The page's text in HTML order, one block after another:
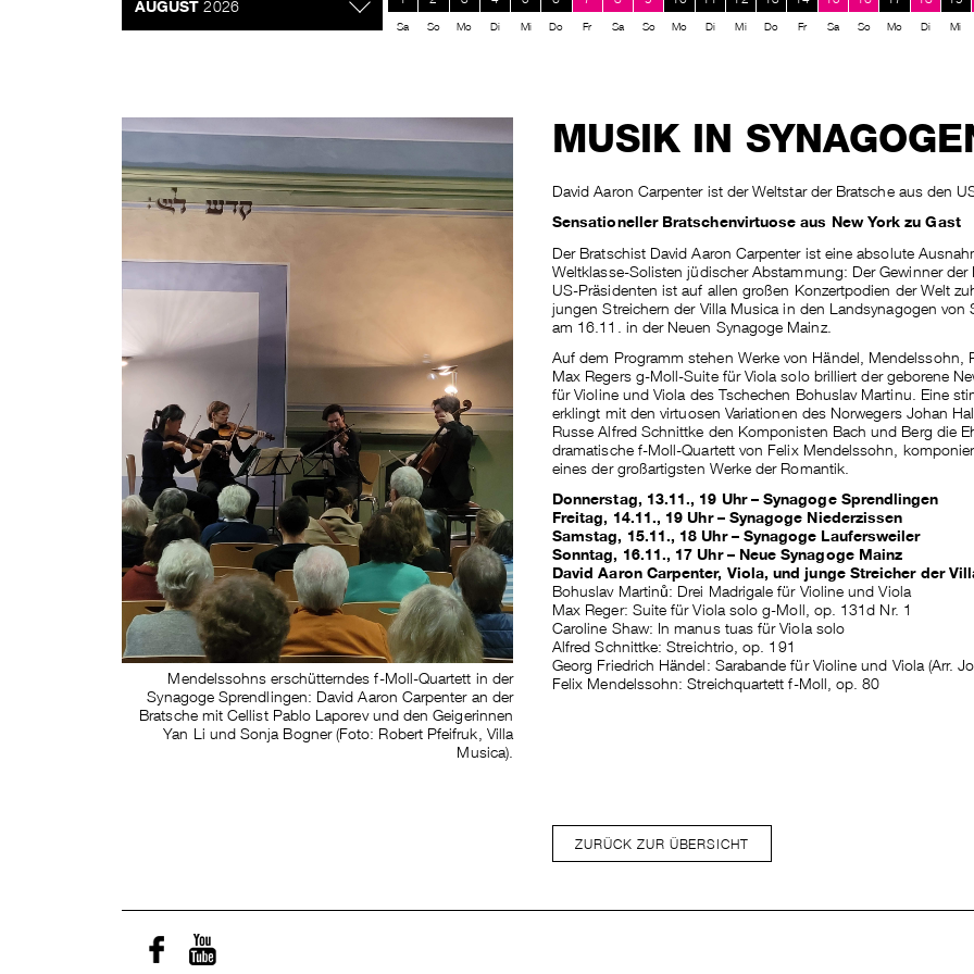
Sa So Mo Di Mi Do Fr Sa So Mo Di Mi Do Fr Sa So Mo Di Mi
Mendelssohns erschütterndes f-Moll-Quartett in der
Synagoge Sprendlingen: David Aaron Carpenter an der
Bratsche mit Cellist Pablo Laporev und den Geigerinnen
Yan Li und Sonja Bogner (Foto: Robert Pfeifruk, Villa
Musica).
MUSIK IN
David Aaron Carpenter ist der Weltstar der Bratsche aus den
Sensationeller Bratschenvirtuose aus New York zu Gast
Der Bratschist David Aaron Carpenter ist eine absolute
Weltklasse-Solisten jüdischer Abstammung: Der Gewinner
US-Präsidenten ist auf allen großen Konzertpodien der Welt
jungen Streichern der Villa Musica in den Landsynagogen
am 16.11. in der Neuen Synagoge Mainz.
Auf dem Programm stehen Werke von Händel,
Max Regers g-Moll-Suite für Viola solo brilliert der geborene
für Violine und Viola des Tschechen Bohuslav Martinu. Eine
erklingt mit den virtuosen Variationen des Norwegers Johan
Russe Alfred Schnittke den Komponisten Bach und Berg die
dramatische f-Moll-Quartett von Felix Mendelssohn,
eines der großartigsten Werke der Romantik.
Donnerstag, 13.11., 19 Uhr – Synagoge Sprendlingen
Freitag, 14.11., 19 Uhr – Synagoge Niederzissen
Samstag, 15.11., 18 Uhr – Synagoge Laufersweiler
Sonntag, 16.11., 17 Uhr – Neue Synagoge Mainz
David Aaron Carpenter, Viola, und junge Streicher der
Bohuslav Martinů: Drei Madrigale für Violine und Viola
Max Reger: Suite für Viola solo g-Moll, op. 131d Nr. 1
Caroline Shaw: In manus tuas für Viola solo
Alfred Schnittke: Streichtrio, op. 191
Georg Friedrich Händel: Sarabande für Violine und Viola (Arr.
Felix Mendelssohn: Streichquartett f-Moll, op. 80
ZURÜCK ZUR ÜBERSICHT